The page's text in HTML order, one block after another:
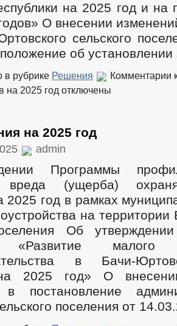
на 2025 год и на
О внесении
сельского
об
в рубрике Решения Комментарии
на 2025 год отключены
на 2025 год
admin
Программы
вреда (ущерба)
2025 год в рамках
на территории
Об
«Развитие
в Бачи-
2025 год» О
в постановление
поселения от